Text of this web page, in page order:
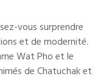
vous surprendre
et de modernité.
Wat Pho et le
de Chatuchak et